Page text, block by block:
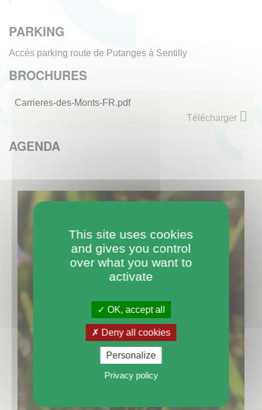
PARKING
Accès parking route de Putanges à Sentilly
BROCHURES
Carrieres-des-Monts-FR.pdf
Télécharger
AGENDA
This site uses cookies
and gives you control
over what you want to
activate
OK, accept all
Deny all cookies
Personalize
Privacy policy